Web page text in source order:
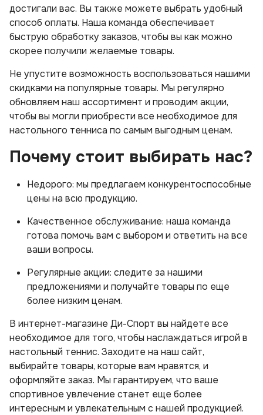
достигали вас. Вы также можете выбрать удобный
способ оплаты. Наша команда обеспечивает
быструю обработку заказов, чтобы вы как можно
скорее получили желаемые товары.
Не упустите возможность воспользоваться нашими
скидками на популярные товары. Мы регулярно
обновляем наш ассортимент и проводим акции,
чтобы вы могли приобрести все необходимое для
настольного тенниса по самым выгодным ценам.
Почему стоит выбирать нас?
Недорого: мы предлагаем конкурентоспособные
цены на всю продукцию.
Качественное обслуживание: наша команда
готова помочь вам с выбором и ответить на все
ваши вопросы.
Регулярные акции: следите за нашими
предложениями и получайте товары по еще
более низким ценам.
В интернет-магазине Ди-Спорт вы найдете все
необходимое для того, чтобы наслаждаться игрой в
настольный теннис. Заходите на наш сайт,
выбирайте товары, которые вам нравятся, и
оформляйте заказ. Мы гарантируем, что ваше
спортивное увлечение станет еще более
интересным и увлекательным с нашей продукцией.